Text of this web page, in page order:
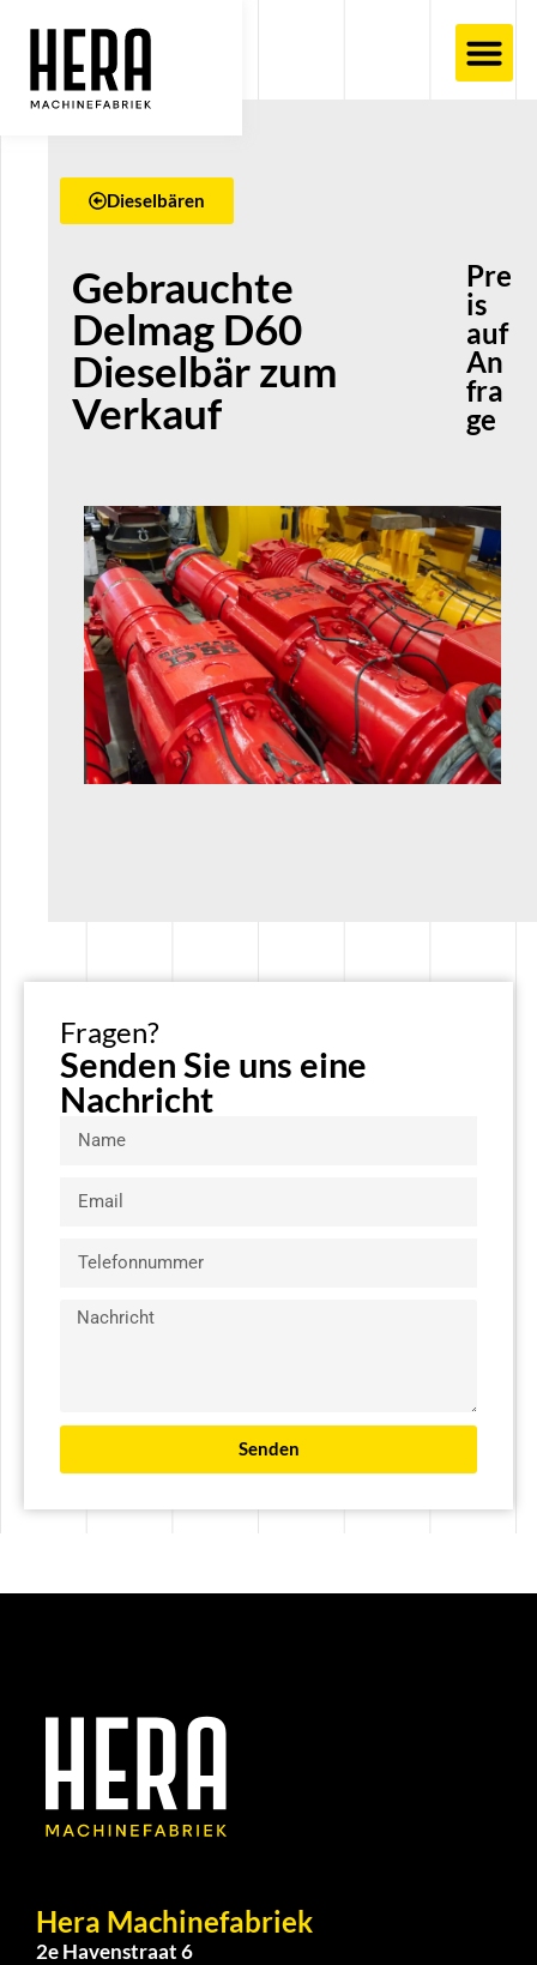
Dieselbären
Gebrauchte
Delmag D60
Dieselbär zum
Verkauf
Pre
is
auf
An
fra
ge
Fragen?
Senden Sie uns eine
Nachricht
Senden
Hera Machinefabriek
2e Havenstraat 6